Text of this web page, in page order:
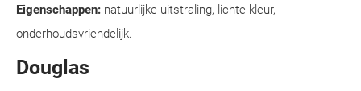
Eigenschappen: natuurlijke uitstraling, lichte kleur,
onderhoudsvriendelijk.
Douglas